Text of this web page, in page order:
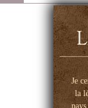
Je
la